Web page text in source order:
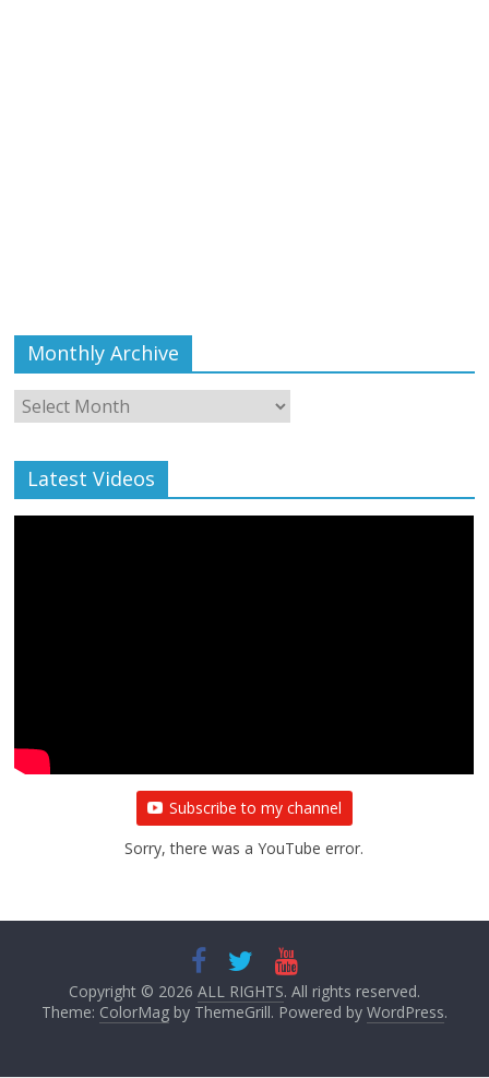
Monthly Archive
Monthly
Archive
Latest Videos
Subscribe to my channel
Sorry, there was a YouTube error.
Copyright © 2026 ALL RIGHTS. All rights reserved.
Theme: ColorMagby ThemeGrill. Powered by WordPress.